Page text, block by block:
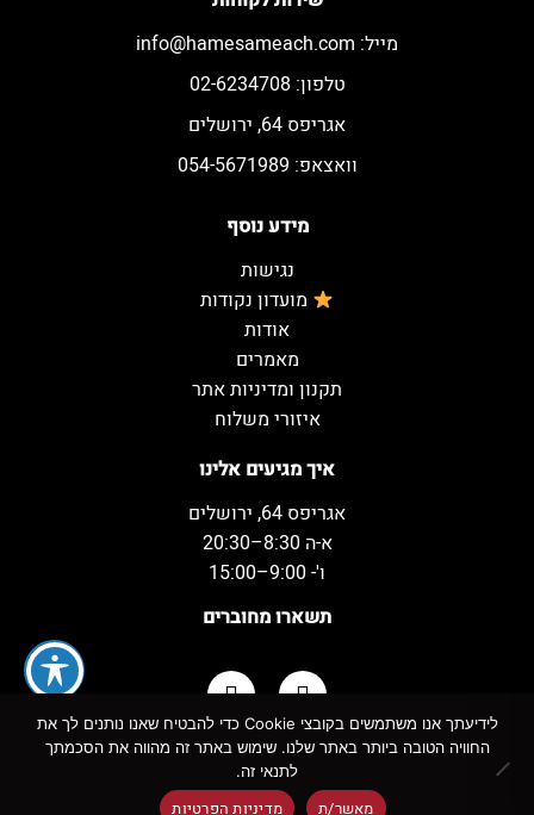
איך מגיעים אלינו
אגריפס 64, ירושלים
א-ה 8:30–20:30
ו'- 9:00–15:00
תשארו מחוברים
מידע נוסף
נגישות
מועדון נקודות
אודות
מאמרים
תקנון ומדיניות אתר
איזורי משלוח
מייל: info@hamesameach.com
טלפון: 02-6234708
אגריפס 64, ירושלים
וואצאפ: 054-5671989
כל הזכויות שמורות למשקאות המשמח ©
לידיעתך אנו משתמשים בקובצי Cookie כדי להבטיח שאנו נותנים לך את
החוויה הטובה ביותר באתר שלנו. שימוש באתר זה מהווה את הסכמתך
לתנאי זה.
מאשר/ת מדיניות הפרטיות